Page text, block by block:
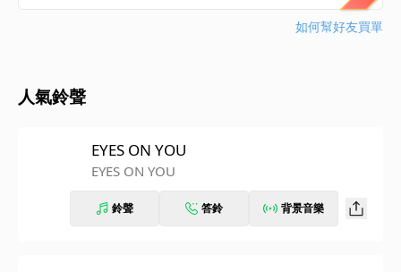
如何幫好友買單
人氣鈴聲
EYES ON YOU
EYES ON YOU
鈴聲 答鈴 背景音樂